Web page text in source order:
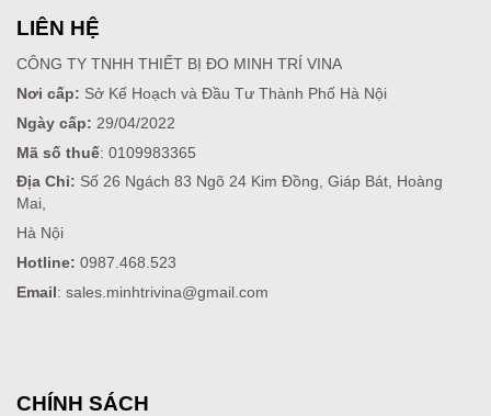
LIÊN HỆ
CÔNG TY TNHH THIẾT BỊ ĐO MINH TRÍ VINA
Nơi cấp: Sở Kế Hoạch và Đầu Tư Thành Phố Hà Nội
Ngày cấp: 29/04/2022
Mã số thuế: 0109983365
Địa Chỉ: Số 26 Ngách 83 Ngõ 24 Kim Đồng, Giáp Bát, Hoàng
Mai,
Hà Nội
Hotline: 0987.468.523
Email : sales.minhtrivina@gmail.com
CHÍNH SÁCH